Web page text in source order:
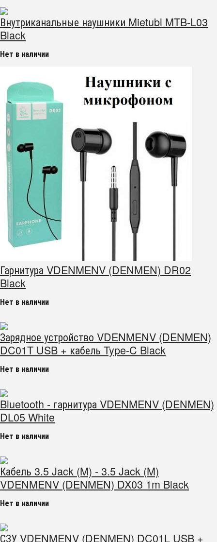
Внутриканальные наушники Mietubl MTB-L03
Black
Нет в наличии
Гарнитура VDENMENV (DENMEN) DR02
Black
Нет в наличии
Зарядное устройство VDENMENV (DENMEN)
DC01T USB + кабель Type-C Black
Нет в наличии
Bluetooth - гарнитура VDENMENV (DENMEN)
DL05 White
Нет в наличии
Кабель 3.5 Jack (M) - 3.5 Jack (M)
VDENMENV (DENMEN) DX03 1m Black
Нет в наличии
СЗУ VDENMENV (DENMEN) DC01L USB +